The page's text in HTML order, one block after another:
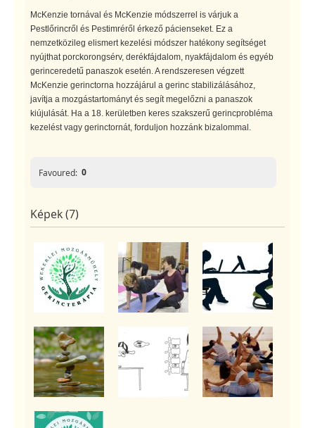
McKenzie tornával és McKenzie módszerrel is várjuk a
Pestlőrincről és Pestimréről érkező pácienseket. Ez a
nemzetközileg elismert kezelési módszer hatékony segítséget
nyújthat porckorongsérv, derékfájdalom, nyakfájdalom és egyéb
gerinceredetű panaszok esetén. A rendszeresen végzett
McKenzie gerinctorna hozzájárul a gerinc stabilizálásához,
javítja a mozgástartományt és segít megelőzni a panaszok
kiújulását. Ha a 18. kerületben keres szakszerű gerincprobléma
kezelést vagy gerinctornát, forduljon hozzánk bizalommal.
Favoured: 0
Képek (7)